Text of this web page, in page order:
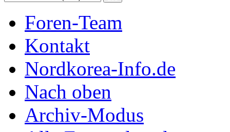
Foren-Team
Kontakt
Nordkorea-Info.de
Nach oben
Archiv-Modus